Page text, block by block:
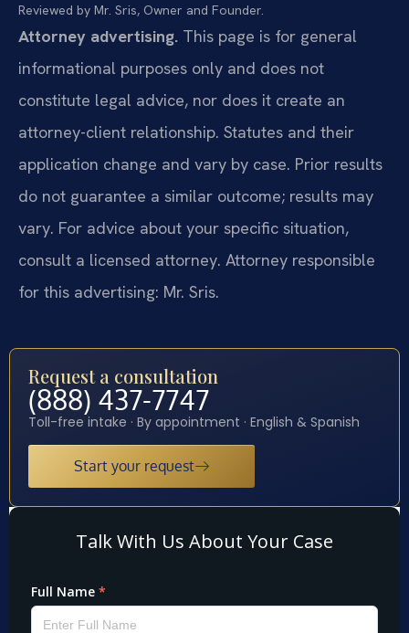
Reviewed by Mr. Sris, Owner and Founder.
Attorney advertising. This page is for general
informational purposes only and does not
constitute legal advice, nor does it create an
attorney-client relationship. Statutes and their
application change and vary by case. Prior results
do not guarantee a similar outcome; results may
vary. For advice about your specific situation,
consult a licensed attorney. Attorney responsible
for this advertising: Mr. Sris.
Request a consultation
(888) 437-7747
Toll-free intake · By appointment · English & Spanish
Start your request